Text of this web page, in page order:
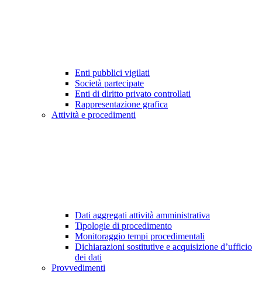
Enti pubblici vigilati
Società partecipate
Enti di diritto privato controllati
Rappresentazione grafica
Attività e procedimenti
Dati aggregati attività amministrativa
Tipologie di procedimento
Monitoraggio tempi procedimentali
Dichiarazioni sostitutive e acquisizione d’ufficio
dei dati
Provvedimenti